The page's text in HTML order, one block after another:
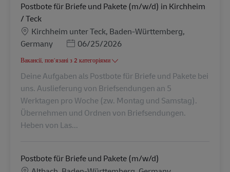
Postbote für Briefe und Pakete (m/w/d) in Kirchheim
/ Teck
Місцезнаходження
Kirchheim unter Teck, Baden-Württemberg,
Germany
Posted Date
06/25/2026
Вакансії, пов’язані з 2 категоріями
Deine Aufgaben als Postbote für Briefe und Pakete bei
uns. Auslieferung von Briefsendungen an 5
Werktagen pro Woche (zw. Montag und Samstag).
Übernehmen und Ordnen von Briefsendungen.
Heben von Las...
Postbote für Briefe und Pakete (m/w/d)